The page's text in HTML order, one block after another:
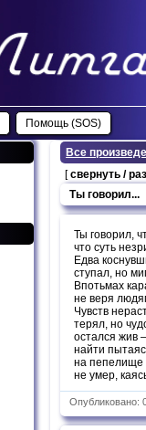
Помощь (SOS)
Все
[свернуть /
Ты говорил...
Ты говорил,
что суть
Едва
ступал, но
Впотьмах
не веря
Чувств
терял, но
остался жив
найти
на пепелище
не умер,
Опубликовано: